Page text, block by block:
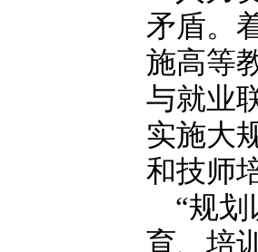
矛盾。
施高等
与就业
实施大
和技师
“规
育、培